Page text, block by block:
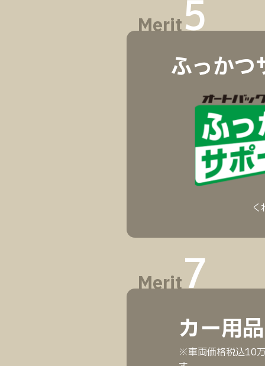
Merit5
ふっかつ
Merit7
カー用
※車両価格税込10